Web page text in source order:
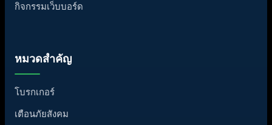
กิจกรรมเว็บบอร์ด
หมวดสำคัญ
โบรกเกอร์
เตือนภัยสังคม